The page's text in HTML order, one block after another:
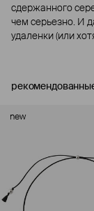
сдержанного
чем серьезно. И
удаленки (или
new